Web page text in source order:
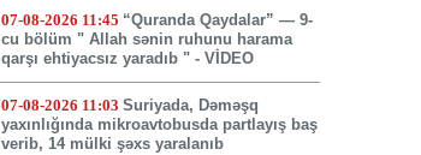
07-08-2026 11:45 “Quranda Qaydalar” — 9-
cu bölüm " Allah sənin ruhunu harama
qarşı ehtiyacsız yaradıb " - VİDEO
07-08-2026 11:03 Suriyada, Dəməşq
yaxınlığında mikroavtobusda partlayış baş
verib, 14 mülki şəxs yaralanıb